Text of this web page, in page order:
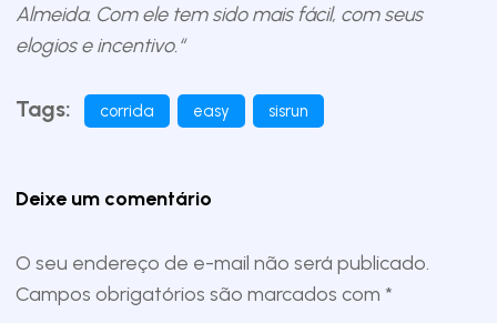
Almeida. Com ele tem sido mais fácil, com seus
elogios e incentivo.“
Tags: corrida easy sisrun
Deixe um comentário
O seu endereço de e-mail não será publicado.
Campos obrigatórios são marcados com *